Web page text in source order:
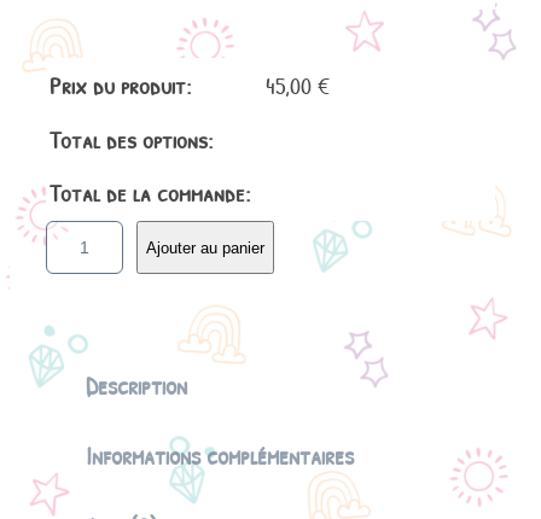
Prix du produit: 45,00€
Total des options:
Total de la commande:
q
t
i
e
L
Ajouter au panier
Description
Informations complémentaires